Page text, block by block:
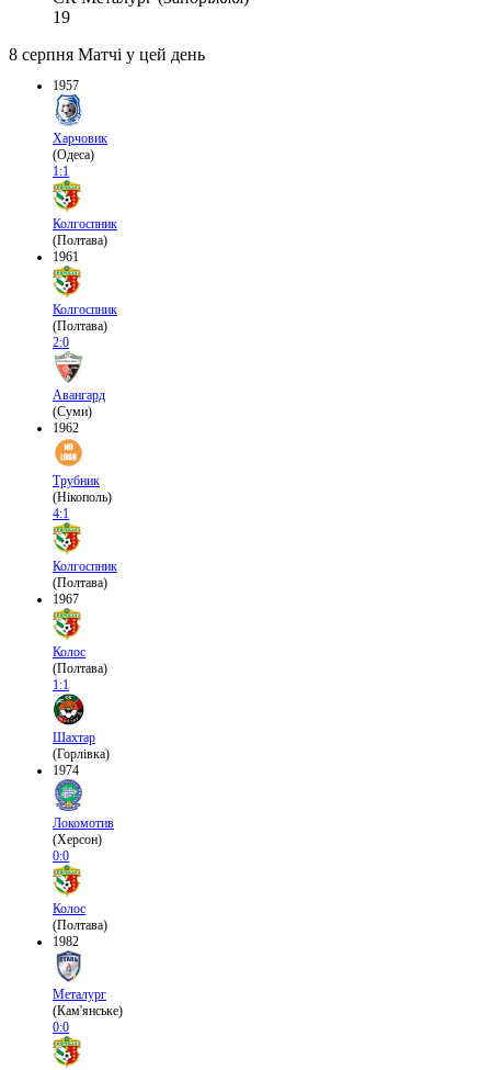
19
8 серпня Матчі у цей день
1957
Харчовик
(Одеса)
1:1
Колгоспник
(Полтава)
1961
Колгоспник
(Полтава)
2:0
Авангард
(Суми)
1962
Трубник
(Нікополь)
4:1
Колгоспник
(Полтава)
1967
Колос
(Полтава)
1:1
Шахтар
(Горлівка)
1974
Локомотив
(Херсон)
0:0
Колос
(Полтава)
1982
Металург
(Кам'янське)
0:0